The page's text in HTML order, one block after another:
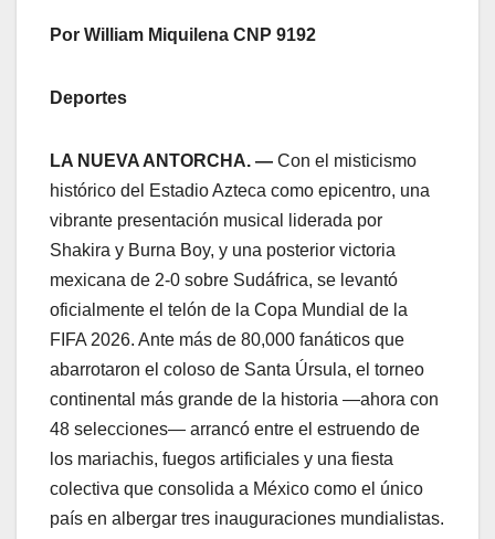
Por William Miquilena CNP 9192
Deportes
LA NUEVA ANTORCHA. — Con el misticismo
histórico del Estadio Azteca como epicentro, una
vibrante presentación musical liderada por
Shakira y Burna Boy, y una posterior victoria
mexicana de 2-0 sobre Sudáfrica, se levantó
oficialmente el telón de la Copa Mundial de la
FIFA 2026. Ante más de 80,000 fanáticos que
abarrotaron el coloso de Santa Úrsula, el torneo
continental más grande de la historia —ahora con
48 selecciones— arrancó entre el estruendo de
los mariachis, fuegos artificiales y una fiesta
colectiva que consolida a México como el único
país en albergar tres inauguraciones mundialistas.